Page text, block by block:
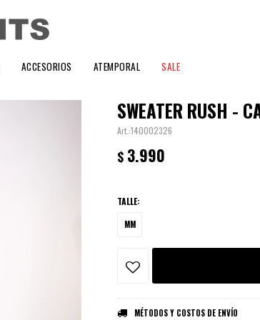
ACCESORIOS ATEMPORAL SALE
SWEATER RUSH -
140002326
$ 3.990
TALLE:
MM
MÉTODOS Y COSTOS DE ENVÍO